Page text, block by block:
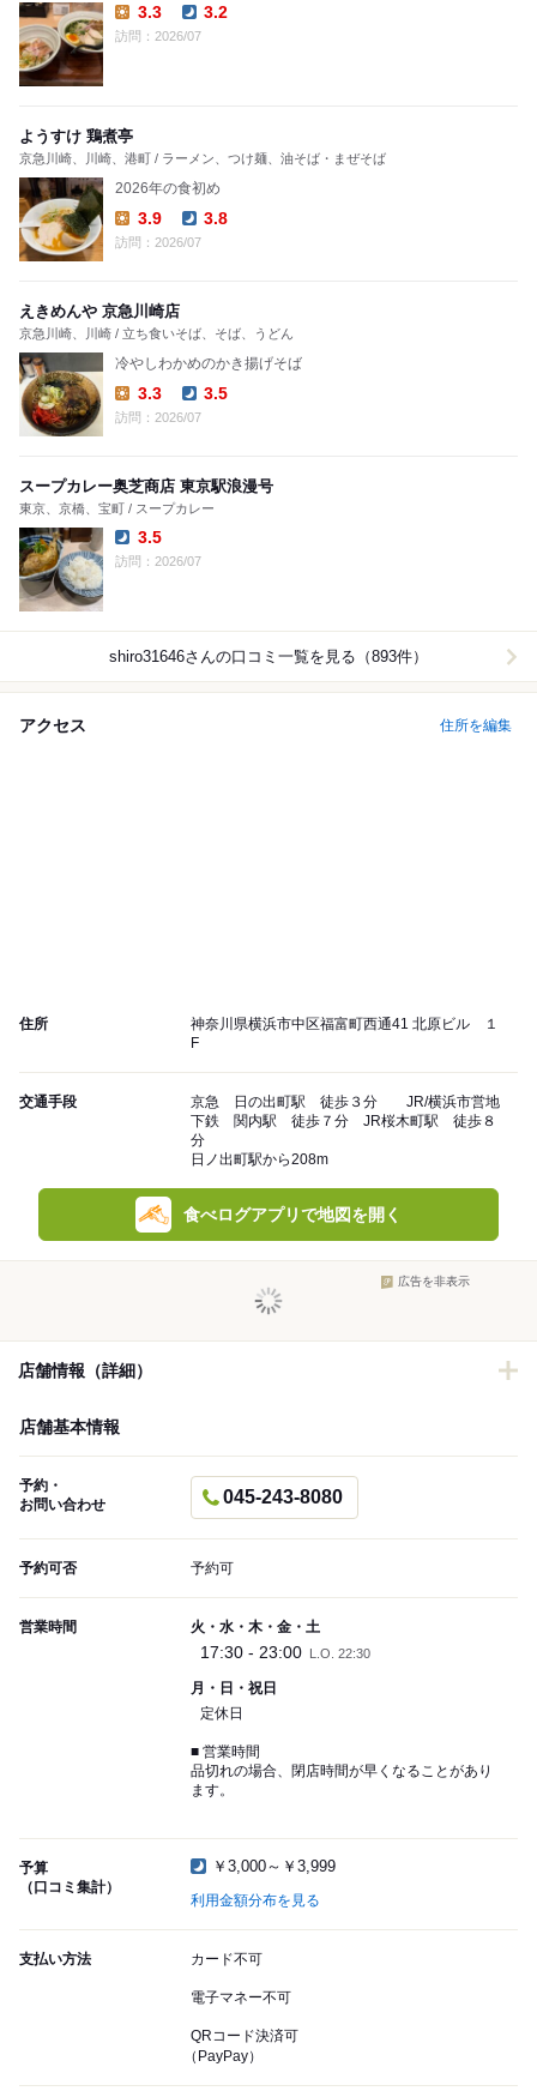
Lunch:
3.3 3.2
訪問：2026/07
ようすけ 鶏煮亭
京急川崎、川崎、港町 / ラーメン、つけ麺、油そば・まぜそば
2026年の食初め
Lunch:
3.9 3.8
訪問：2026/07
えきめんや 京急川崎店
京急川崎、川崎 / 立ち食いそば、そば、うどん
冷やしわかめのかき揚げそば
Lunch:
3.3 3.5
訪問：2026/07
スープカレー奥芝商店 東京駅浪漫号
東京、京橋、宝町 / スープカレー
Dinner:
3.5
訪問：2026/07
shiro31646さんの口コミ一覧を見る（893件）
アクセス 住所を編集
住所
神奈川県横浜市中区福富町西通41 北原ビル １
F
交通手段
京急 日の出町駅 徒歩３分 JR/横浜市営地
下鉄 関内駅 徒歩７分 JR桜木町駅 徒歩８
分
日ノ出町駅から208m
食べログアプリで地図を開く
広告を非表示
店舗情報（詳細）
店舗基本情報
予約・
お問い合わせ
045-243-8080
予約可否 予約可
営業時間 火・水・木・金・土
17:30 - 23:00 L.O. 22:30
月・日・祝日
定休日
■ 営業時間
品切れの場合、閉店時間が早くなることがあり
ます。
予算
（口コミ集計）
￥3,000～￥3,999
利用金額分布を見る
支払い方法 カード不可
電子マネー不可
QRコード決済可
（PayPay）